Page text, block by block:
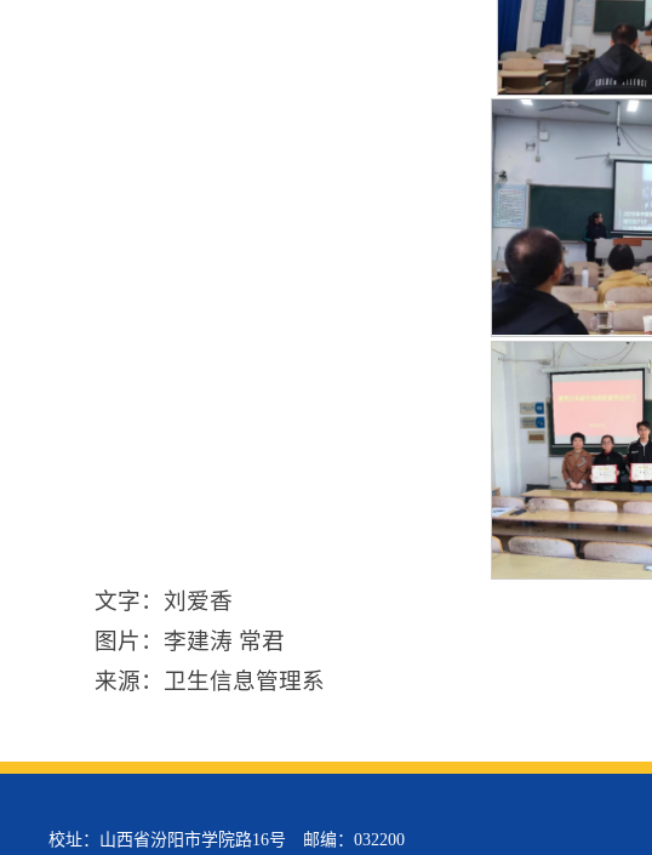
文字：刘爱香
图片：李建涛 常君
来源：卫生信息管理系
校址：山西省汾阳市学院路16号 邮编：032200